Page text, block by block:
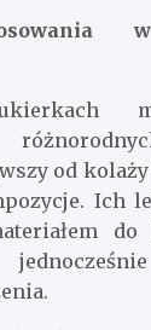
od
Ich
do